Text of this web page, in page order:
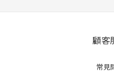
顧客
常見